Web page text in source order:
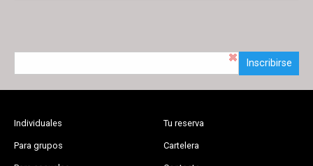
Inscribirse
Individuales
Para grupos
Tu reserva
Cartelera